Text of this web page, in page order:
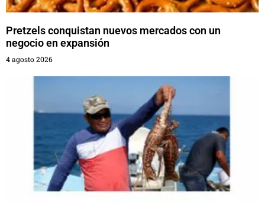
Pretzels conquistan nuevos mercados con un
negocio en expansión
4 agosto 2026